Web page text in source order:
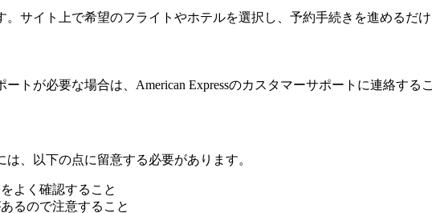
サイト上で希望のフライトやホテルを選択し、予約手続きを進めるだけ
トが必要な場合は、American Expressのカスタマーサポートに連絡する
は、以下の点に留意する必要があります。
よく確認すること
るので注意すること